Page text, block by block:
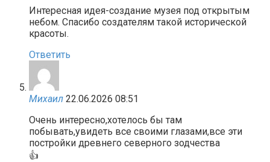
Интересная идея-создание музея под открытым
небом. Спасибо создателям такой исторической
красоты.
Ответить
Михаил 22.06.2026 08:51
Очень интересно,хотелось бы там
побывать,увидеть все своими глазами,все эти
постройки древнего северного зодчества
👍